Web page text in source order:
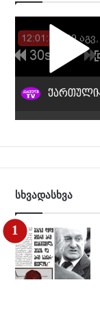
სხვადასხვა